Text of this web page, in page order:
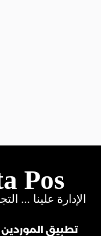
تطبيق الموردين